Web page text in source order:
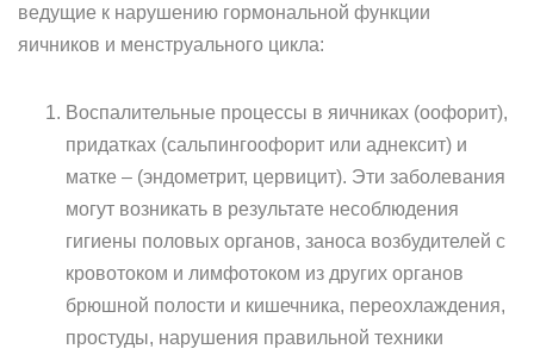
ведущие к нарушению гормональной функции
яичников и менструального цикла:
Воспалительные процессы в яичниках (оофорит),
придатках (сальпингоофорит или аднексит) и
матке – (эндометрит, цервицит). Эти заболевания
могут возникать в результате несоблюдения
гигиены половых органов, заноса возбудителей с
кровотоком и лимфотоком из других органов
брюшной полости и кишечника, переохлаждения,
простуды, нарушения правильной техники